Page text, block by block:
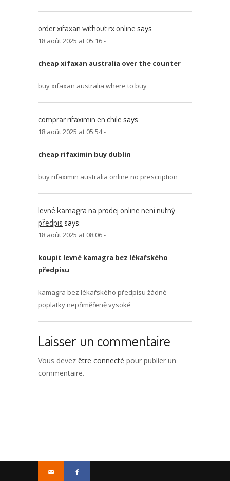
order xifaxan without rx onlinesays:
18 août 2025 at 05:16 -
cheap xifaxan australia over the counter
buy xifaxan australia where to buy
comprar rifaximin en chilesays:
18 août 2025 at 05:54 -
cheap rifaximin buy dublin
buy rifaximin australia online no prescription
levné kamagra na prodej online není nutný
předpissays:
18 août 2025 at 08:06 -
koupit levné kamagra bez lékařského
předpisu
kamagra bez lékařského předpisu žádné
poplatky nepřiměřeně vysoké
Laisser un commentaire
Vous devez être connecté pour publier un
commentaire.